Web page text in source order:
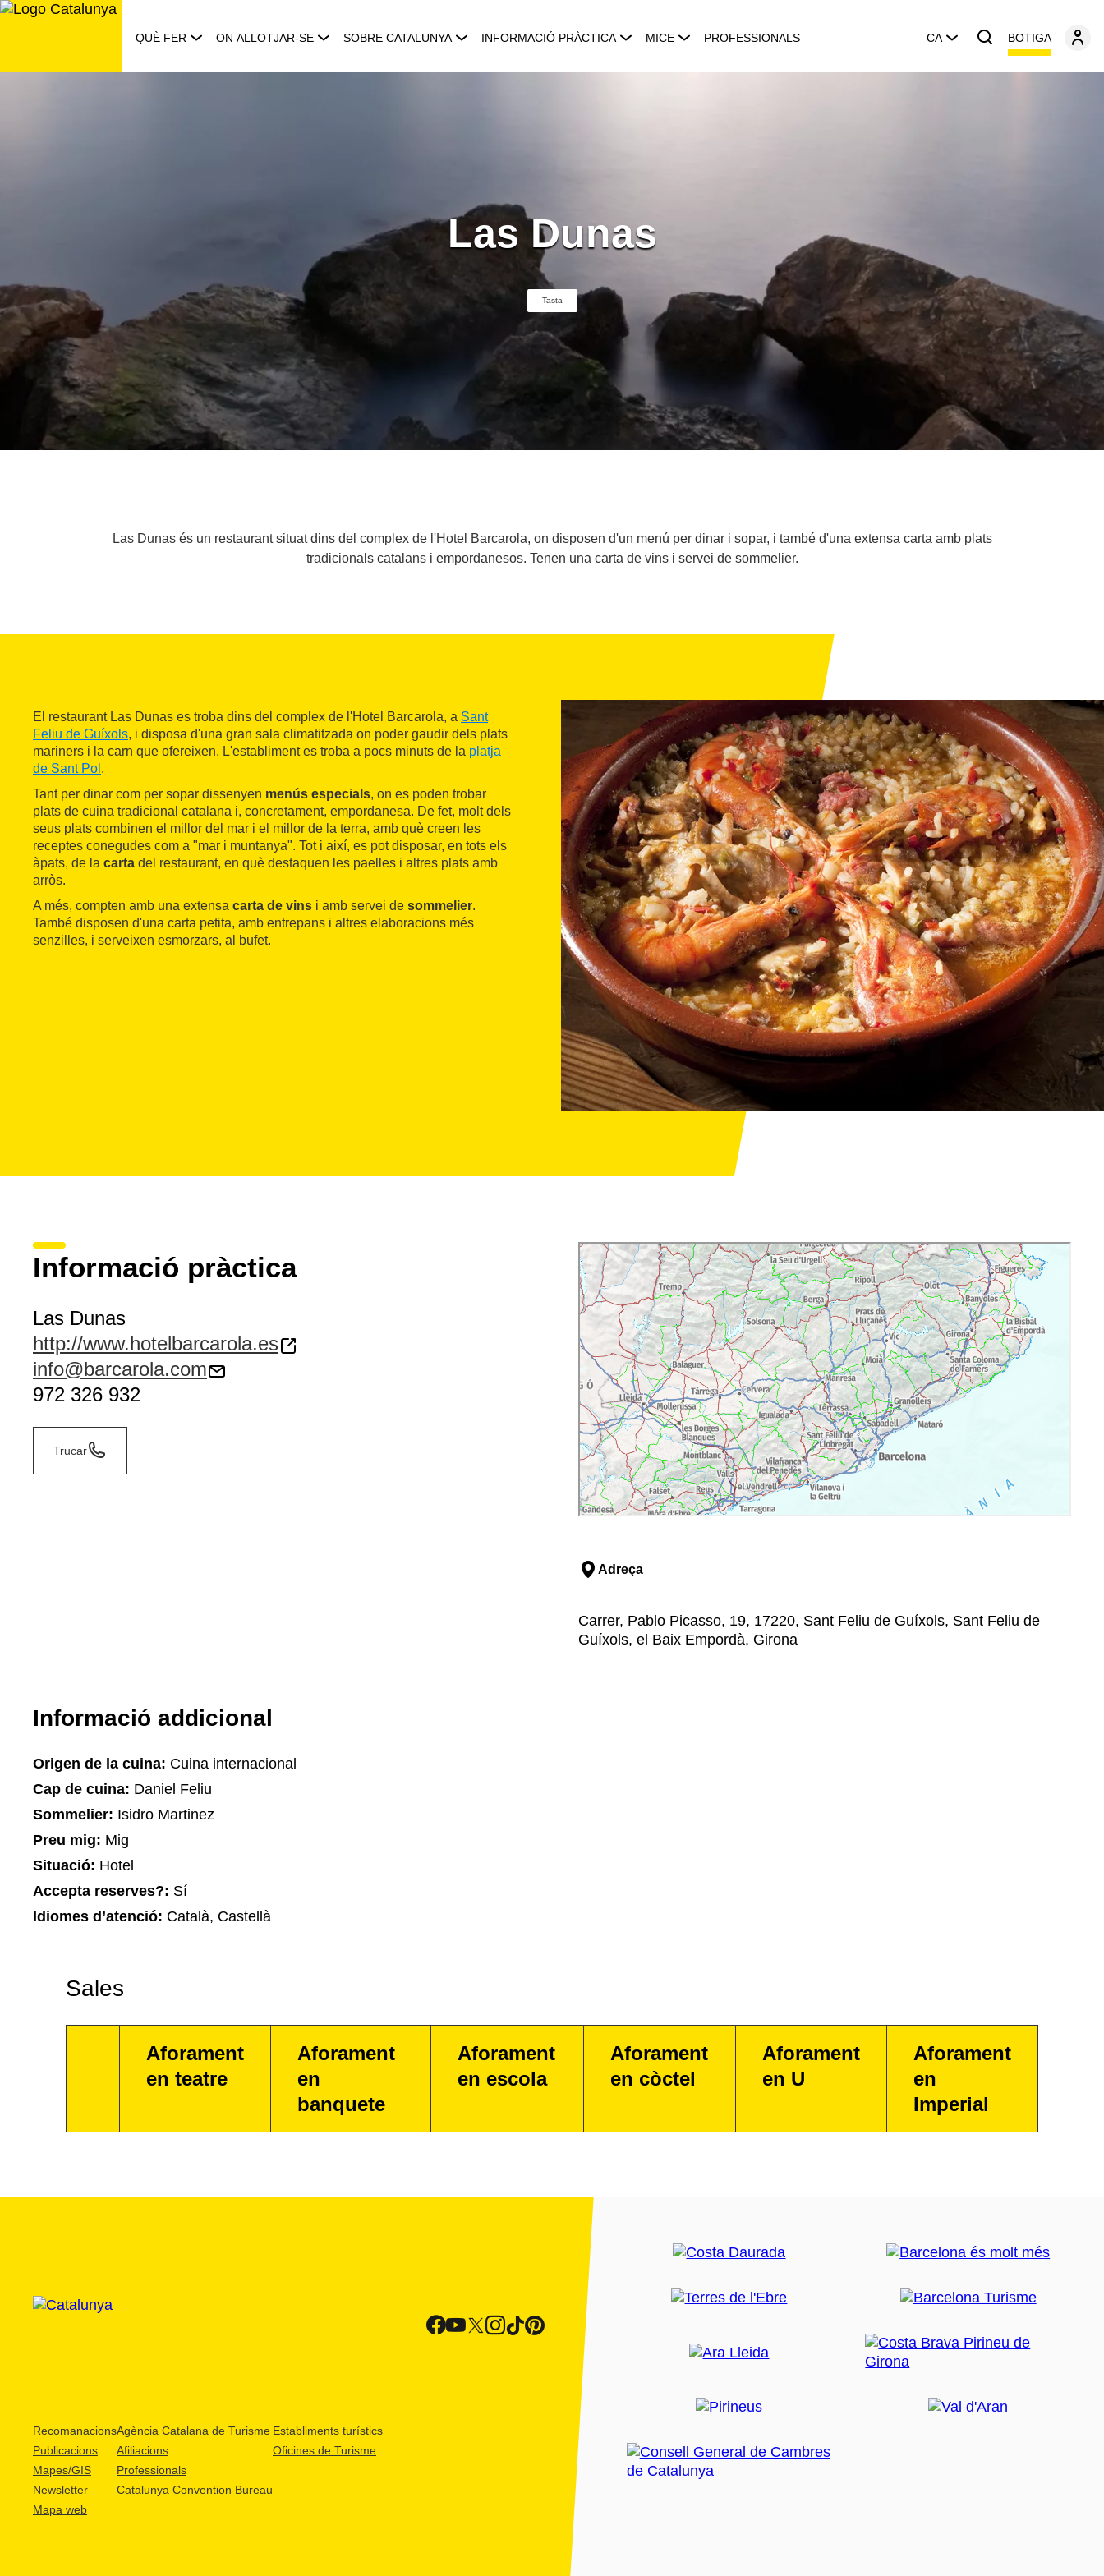
Saltar
QUÈ FER ON ALLOTJAR-SE SOBRE CATALUNYA INFORMACIÓ PRÀCTICA MICE PROFESSIONALS CA BOTIGA
Las Dunas
Tasta
Las Dunas és un restaurant situat dins del complex de l'Hotel Barcarola, on disposen d'un menú per dinar i sopar, i també d'una extensa carta amb plats
tradicionals catalans i empordanesos. Tenen una carta de vins i servei de sommelier.
El restaurant Las Dunas es troba dins del complex de l'Hotel Barcarola, a Sant
Feliu de Guíxols, i disposa d'una gran sala climatitzada on poder gaudir dels plats
mariners i la carn que ofereixen. L'establiment es troba a pocs minuts de la platja
de Sant Pol .
Tant per dinar com per sopar dissenyen menús especials, on es poden trobar
plats de cuina tradicional catalana i, concretament, empordanesa. De fet, molt dels
seus plats combinen el millor del mar i el millor de la terra, amb què creen les
receptes conegudes com a "mar i muntanya". Tot i així, es pot disposar, en tots els
àpats, de la carta del restaurant, en què destaquen les paelles i altres plats amb
arròs.
A més, compten amb una extensa carta de vins i amb servei de sommelier.
També disposen d'una carta petita, amb entrepans i altres elaboracions més
senzilles, i serveixen esmorzars, al bufet.
Informació pràctica
Las Dunas
http://www.hotelbarcarola.es
info@barcarola.com
972 326 932
Trucar
Adreça
Carrer, Pablo Picasso, 19, 17220, Sant Feliu de Guíxols, Sant Feliu de
Guíxols, el Baix Empordà, Girona
Informació addicional
Origen de la cuina: Cuina internacional
Cap de cuina: Daniel Feliu
Sommelier: Isidro Martinez
Preu mig: Mig
Situació: Hotel
Accepta reserves?: Sí
Idiomes d’atenció: Català, Castellà
Sales
Aforament
en teatre
Aforament
en
banquete
Aforament
en escola
Aforament
en còctel
Aforament
en U
Aforament
en
Imperial
Recomanacions
Publicacions
Mapes/GIS
Newsletter
Mapa web
Agència Catalana de Turisme
Afiliacions
Professionals
Catalunya Convention Bureau
Establiments turístics
Oficines de Turisme